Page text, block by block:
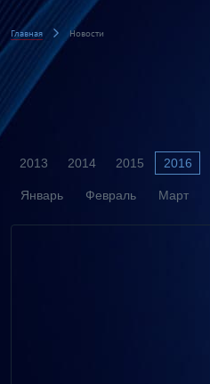
Главная Новости
2013 2014 2015 2016
Январь Февраль Март